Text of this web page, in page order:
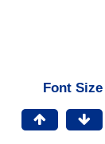
Font Size